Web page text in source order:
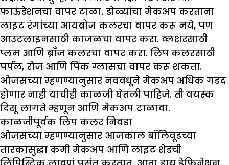
फाऊंडेशनचा वापर टाळा. डोळ्यांचा मेकअप करताना
लाइट रंगांच्या आयब्रोज कलरचा वापर करू नये, पण
आउटलाइनसाठी काजळचा वापर करा. ब्लशरसाठी
प्लम आणि ब्राँज कलरचा वापर करा. लिप कलरसाठी
पर्पल, रोज आणि पिंक ग्लासचा वापर करू शकता.
ओजसच्या म्हणण्यानुसार नववधूने मेकअप अधिक गडद
होणार नाही याचीही काळजी घेतली पाहिजे. ती वयस्क
दिसू लागते म्हणून आणि मेकअप टाळावा.
काळजीपूर्वक लिप कलर निवडा
ओजसच्या म्हणण्यानुसार आजकाल बॉलिवूडच्या
तारकासुद्धा कमी मेकअप आणि लाइट शेडची